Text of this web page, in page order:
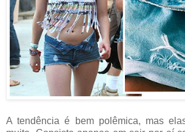
A tendência é bem polêmica, mas